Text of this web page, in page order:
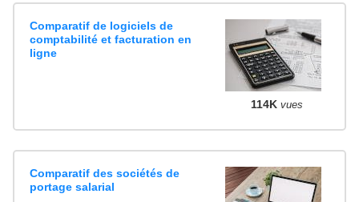
Comparatif de logiciels de
comptabilité et facturation en
ligne
114K vues
Comparatif des sociétés de
portage salarial